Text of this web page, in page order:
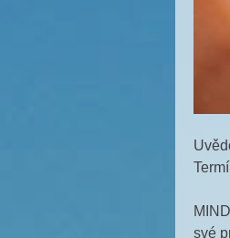
své